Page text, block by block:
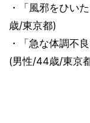
・「風邪をひい
歳/東京都)
・「急な体調不
(男性/44歳/東京